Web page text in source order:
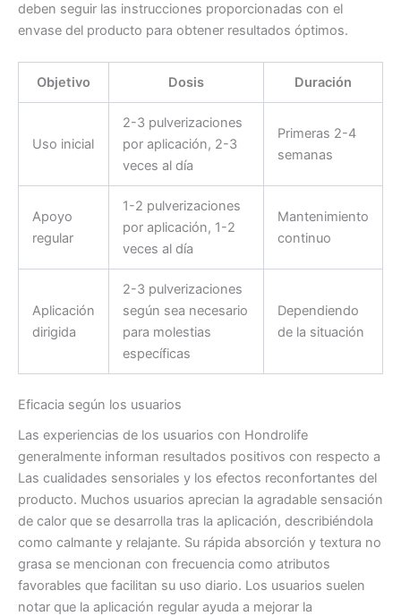
deben seguir las instrucciones proporcionadas con el
envase del producto para obtener resultados óptimos.
Objetivo Dosis Duración
Uso inicial
2-3 pulverizaciones
por aplicación, 2-3
veces al día
Primeras 2-4
semanas
Apoyo
regular
1-2 pulverizaciones
por aplicación, 1-2
veces al día
Mantenimiento
continuo
Aplicación
dirigida
2-3 pulverizaciones
según sea necesario
para molestias
específicas
Dependiendo
de la situación
Eficacia según los usuarios
Las experiencias de los usuarios con Hondrolife
generalmente informan resultados positivos con respecto a
Las cualidades sensoriales y los efectos reconfortantes del
producto. Muchos usuarios aprecian la agradable sensación
de calor que se desarrolla tras la aplicación, describiéndola
como calmante y relajante. Su rápida absorción y textura no
grasa se mencionan con frecuencia como atributos
favorables que facilitan su uso diario. Los usuarios suelen
notar que la aplicación regular ayuda a mejorar la